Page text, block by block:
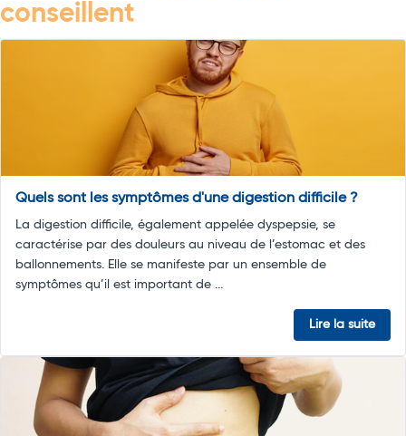
conseillent
Quels sont les symptômes d'une digestion difficile ?
La digestion difficile, également appelée dyspepsie, se
caractérise par des douleurs au niveau de l’estomac et des
ballonnements. Elle se manifeste par un ensemble de
symptômes qu’il est important de ...
Lire la suite